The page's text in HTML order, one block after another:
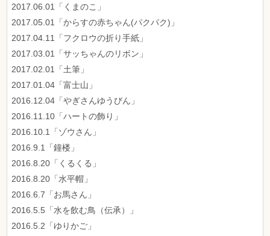
2017.06.01「くまのこ」
2017.05.01「からすの赤ちゃん(パクパク)」
2017.04.11「フクロウの折り手紙」
2017.03.01「サッちゃんのリボン」
2017.02.01「土筆」
2017.01.04「富士山」
2016.12.04「やぎさんゆうびん」
2016.11.10「ハートの飾り」
2016.10.1「ゾウさん」
2016.9.1「鐘楼」
2016.8.20「くるくる」
2016.8.20「水平帽」
2016.6.7「お馬さん」
2016.5.5「水を飲む鳥（伝承）」
2016.5.2「ゆりかご」